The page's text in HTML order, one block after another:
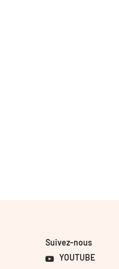
Suivez-nous
YOUTUBE